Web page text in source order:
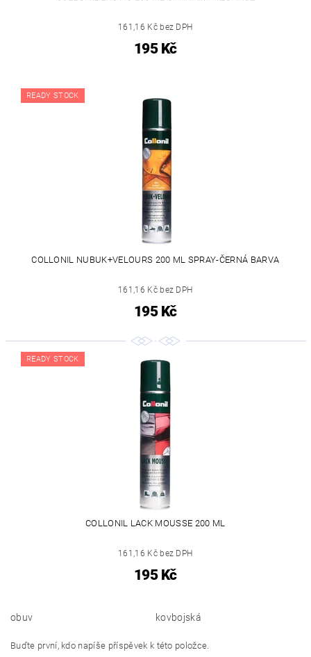
161,16 Kč bez DPH
195 Kč
READY STOCK
COLLONIL NUBUK+VELOURS 200 ML SPRAY-ČERNÁ BARVA
161,16 Kč bez DPH
195 Kč
READY STOCK
COLLONIL LACK MOUSSE 200 ML
161,16 Kč bez DPH
195 Kč
obuv kovbojská
Buďte první, kdo napíše příspěvek k této položce.